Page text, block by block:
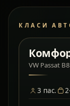
КЛАСИ
VW Passat
3 пас.